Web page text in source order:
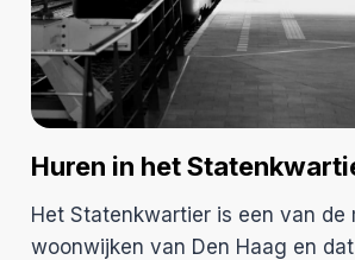
Huren in het
Het Statenkwartier is een van de
woonwijken van Den Haag en